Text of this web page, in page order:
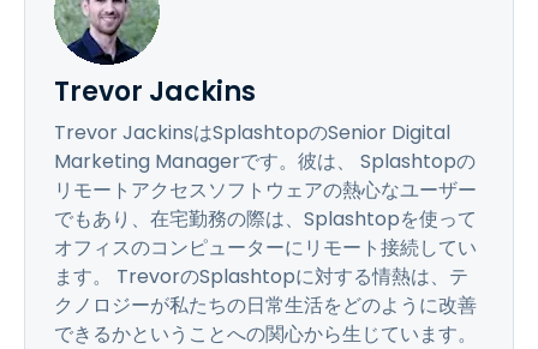
Trevor Jackins
Trevor JackinsはSplashtopのSenior Digital
Marketing Managerです。彼は、 Splashtopの
リモートアクセスソフトウェアの熱心なユーザー
でもあり、在宅勤務の際は、Splashtopを使って
オフィスのコンピューターにリモート接続してい
ます。 TrevorのSplashtopに対する情熱は、テ
クノロジーが私たちの日常生活をどのように改善
できるかということへの関心から生じています。